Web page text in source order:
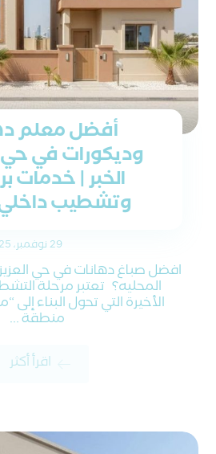
أفضل معلم
وديكورات في حي
الخبر | خدمات
وتشطيب
29 نوفمبر، 2025
افضل صباغ دهانات في حي
المحليه؟ تعتبر مرحلة
الأخيرة التي تحول البناء إلى
منطقة ...
اقرأ أكثر